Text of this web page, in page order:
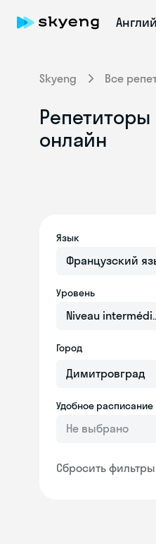
Skyeng Все
онлайн
Язык
Французский
Уровень
Niveau
Город
Удобное расписание
Не выбрано
Сбросить фильтры